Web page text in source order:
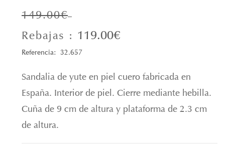
149.00€
Rebajas : 119.00€
Referencia: 32.657
Sandalia de yute en piel cuero fabricada en
España. Interior de piel. Cierre mediante hebilla.
Cuña de 9 cm de altura y plataforma de 2.3 cm
de altura.